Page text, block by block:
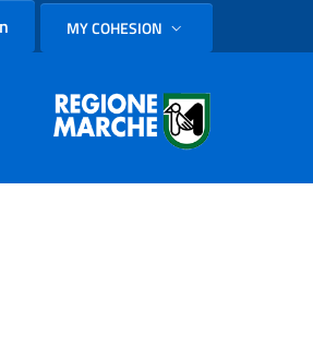
SELEZIONE LINGUA:
MY COHESION